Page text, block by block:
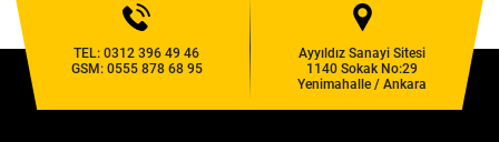
TEL:0312 396 49 46
GSM: 0555 878 68 95
Ayyıldız Sanayi Sitesi
1140 Sokak No:29
Yenimahalle / Ankara